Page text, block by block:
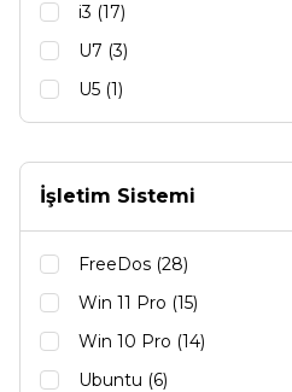
i3 (17)
U7 (3)
U5 (1)
İşletim Sistemi
FreeDos (28)
Win 11 Pro (15)
Win 10 Pro (14)
Ubuntu (6)